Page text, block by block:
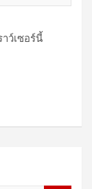
ว์เซอร์นี้